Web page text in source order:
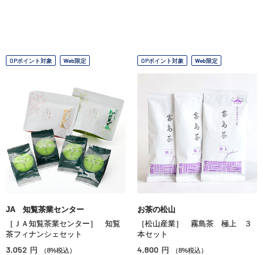
OPポイント対象 Web限定
JA 知覧茶業センター
［ＪＡ知覧茶業センター］ 知覧
茶フィナンシェセット
3,052 円 （8%税込）
OPポイント対象 Web限定
お茶の松山
［松山産業］ 霧島茶 極上 ３
本セット
4,800 円 （8%税込）